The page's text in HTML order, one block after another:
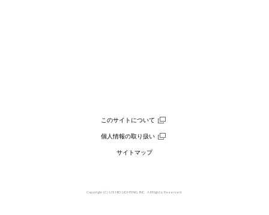
このサイトについて
個人情報の取り扱い
サイトマップ
Copyright (C) USHIO LIGHTING, INC. All Rights Reserved.